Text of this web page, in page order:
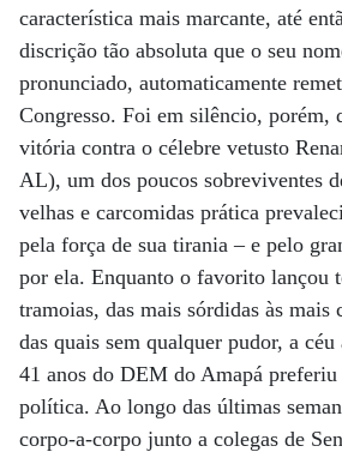
característica mais marcante, até
discrição tão absoluta que o seu
pronunciado, automaticamente
Congresso. Foi em silêncio, porém,
vitória contra o célebre vetusto
AL), um dos poucos sobreviventes
velhas e carcomidas prática
pela força de sua tirania – e pelo
por ela. Enquanto o favorito lançou
tramoias, das mais sórdidas às mais
das quais sem qualquer pudor, a
41 anos do DEM do Amapá
política. Ao longo das últimas
corpo-a-corpo junto a colegas de